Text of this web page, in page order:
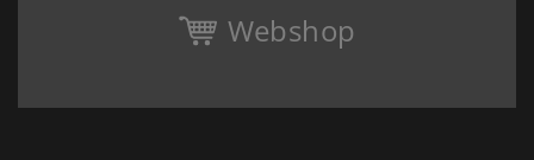
Webshop